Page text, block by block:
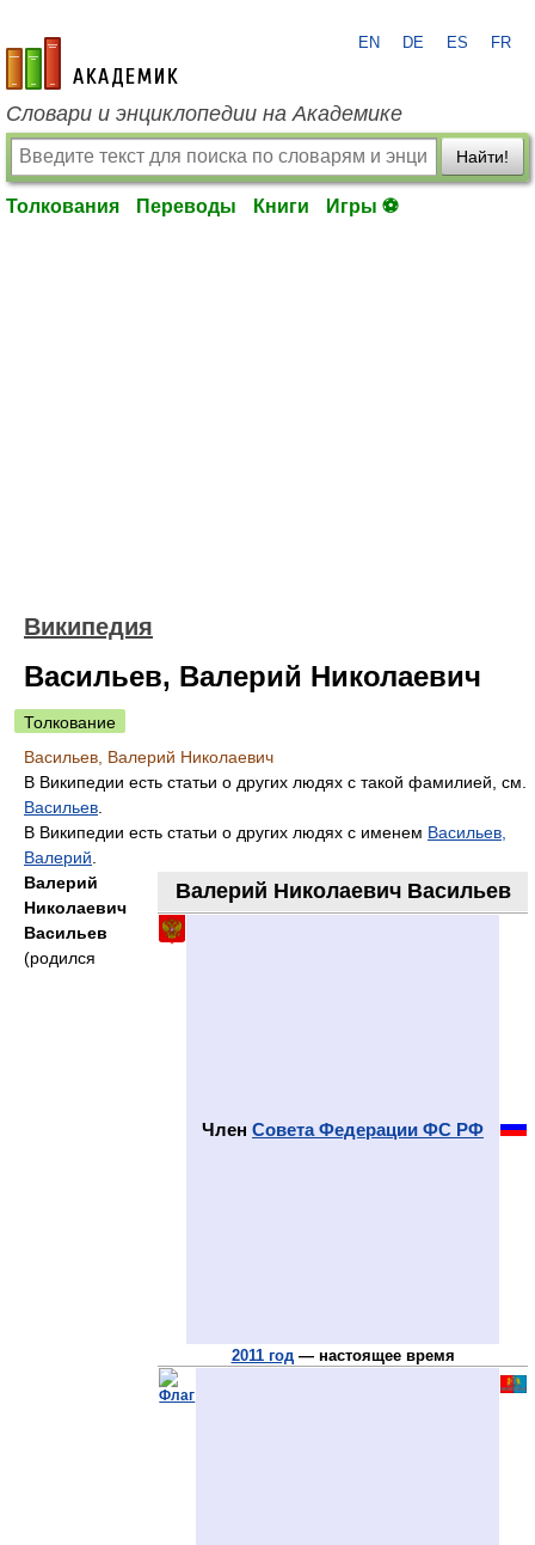
academic.ru
EN DE ES FR
Словари и энциклопедии на Академике
Найти!
Толкования Переводы Книги Игры ⚽
Википедия
Васильев, Валерий Николаевич
Толкование
Васильев, Валерий Николаевич
В Википедии есть статьи о других людях с такой фамилией, см.
Васильев
В Википедии есть статьи о других людях с именем Васильев,
Валерий
Валерий Николаевич Васильев
Член Совета Федерации ФС РФ
2011 год— настоящее время
Валерий
Николаевич
Васильев
(родился